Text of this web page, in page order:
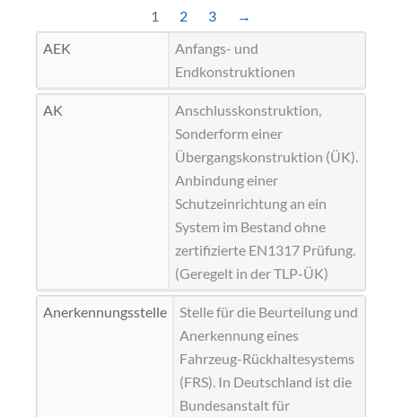
1 2 3
→
AEK
Anfangs- und
Endkonstruktionen
AK
Anschlusskonstruktion,
Sonderform einer
Übergangskonstruktion (ÜK).
Anbindung einer
Schutzeinrichtung an ein
System im Bestand ohne
zertifizierte EN1317 Prüfung.
(Geregelt in derTLP-ÜK)
Anerkennungsstelle
Stelle für die Beurteilung und
Anerkennung eines
Fahrzeug-Rückhaltesystems
(FRS). In Deutschland ist die
Bundesanstalt für